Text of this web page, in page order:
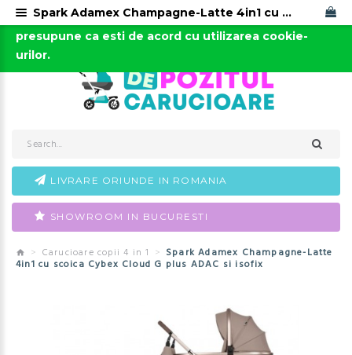
0723-666-005 / 0743-666-006
LIVRARE ORIUNDE IN ROMANIA
SHOWROOM IN BUCURESTI
Carucioare copii 4 in 1 Spark Adamex Champagne-Latte
4in1 cu scoica Cybex Cloud G plus ADAC si isofix
Acest site foloseste cookies. Continuarea navigarii
presupune ca esti de acord cu utilizarea cookie-
urilor.
Spark Adamex Champagne-Latte 4in1 cu scoica Cybex Cloud G plus ADAC si isofix